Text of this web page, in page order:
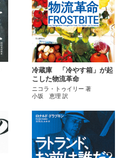
冷蔵庫 「冷やす箱」が起
こした物流革命
ニコラ・トゥイリー 著
小坂 恵理 訳